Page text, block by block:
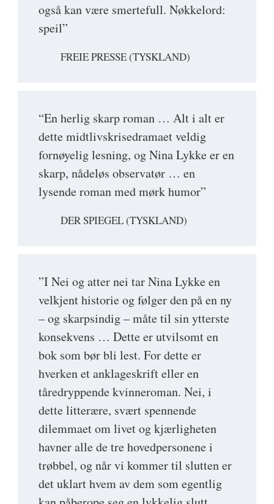
også kan være smertefull. Nøkkelord:
speil”
FREIE PRESSE (TYSKLAND)
“En herlig skarp roman … Alt i alt er
dette midtlivskrisedramaet veldig
fornøyelig lesning, og Nina Lykke er en
skarp, nådeløs observatør … en
lysende roman med mørk humor”
DER SPIEGEL (TYSKLAND)
”I Nei og atter nei tar Nina Lykke en
velkjent historie og følger den på en ny
– og skarpsindig – måte til sin ytterste
konsekvens … Dette er utvilsomt en
bok som bør bli lest. For dette er
hverken et anklageskrift eller en
tåredryppende kvinneroman. Nei, i
dette litterære, svært spennende
dilemmaet om livet og kjærligheten
havner alle de tre hovedpersonene i
trøbbel, og når vi kommer til slutten er
det uklart hvem av dem som egentlig